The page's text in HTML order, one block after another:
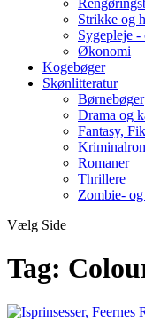
Strikke og
Sygepleje
Økonomi
Kogebøger
Skønlitteratur
Børnebøger
Drama og
Fantasy,
Romaner
Thrillere
Zombie-
Vælg Side
Tag: